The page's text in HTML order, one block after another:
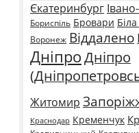
Єкатеринбург
Бориспіль Бровари
Воронеж Віддалено
ДніпроДніпро
Житомир
Краснодар Кременчук